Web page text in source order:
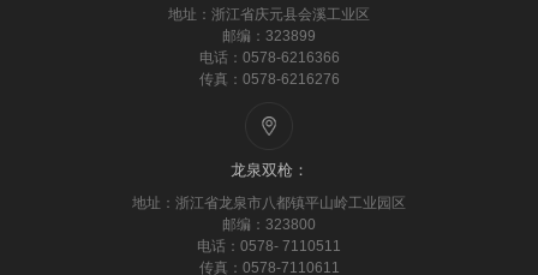
地址：浙江省庆元县会溪工业区
邮编：323899
电话：0578-6216366
传真：0578-6216276
龙泉双枪：
地址：浙江省龙泉市八都镇平山岭工业园区
邮编：323800
电话：0578- 7110511
传真：0578-7110611